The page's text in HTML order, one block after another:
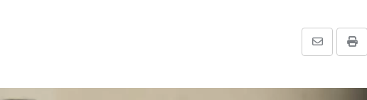
Print
Share